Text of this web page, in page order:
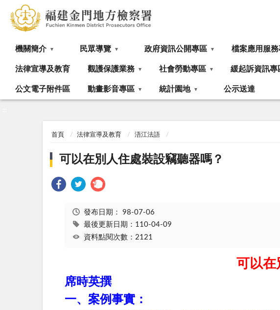
機關簡介 民眾導覽 政府資訊公開專區 檔案應用服務
法律宣導及教育 觀護保護業務 社會勞動專區 緩起訴資訊專
公文電子附件區 動畫影音專區 統計園地 公示送達
首頁 法律宣導及教育 浯江法語
可以在別人住處裝設竊聽器嗎？
發布日期： 98-07-06
最後更新日期：110-04-09
資料點閱次數：2121
可以在
席時英撰
一、案例事實：